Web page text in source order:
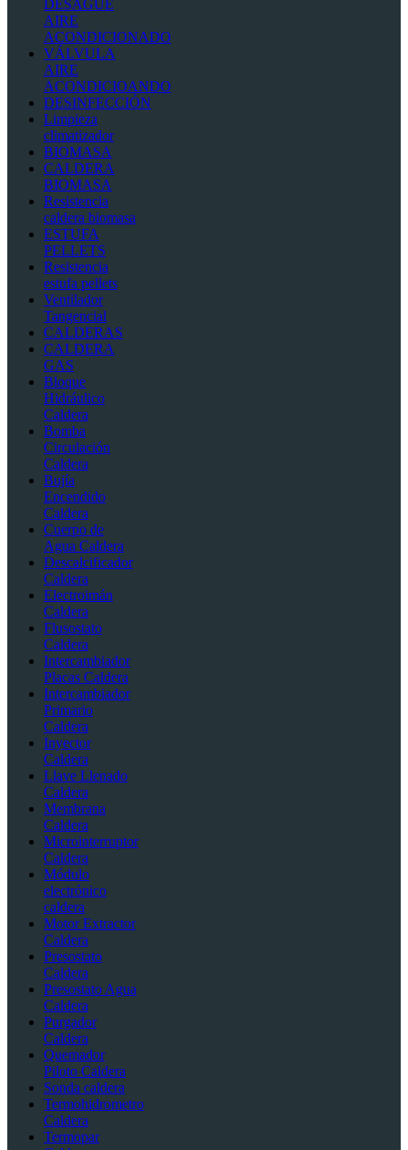
DESAGÜE
AIRE
ACONDICIONADO
VÁLVULA
AIRE
ACONDICIOANDO
DESINFECCIÓN
Limpieza
climatizador
BIOMASA
CALDERA
BIOMASA
Resistencia
caldera biomasa
ESTUFA
PELLETS
Resistencia
estufa pellets
Ventilador
Tangencial
CALDERAS
CALDERA
GAS
Bloque
Hidráulico
Caldera
Bomba
Circulación
Caldera
Bujía
Encendido
Caldera
Cuerpo de
Agua Caldera
Descalcificador
Caldera
Electroimán
Caldera
Flusostato
Caldera
Intercambiador
Placas Caldera
Intercambiador
Primario
Caldera
Inyector
Caldera
Llave Llenado
Caldera
Membrana
Caldera
Microinterruptor
Caldera
Módulo
electrónico
caldera
Motor Extractor
Caldera
Presostato
Caldera
Presostato Agua
Caldera
Purgador
Caldera
Quemador
Piloto Caldera
Sonda caldera
Termohidrometro
Caldera
Termopar